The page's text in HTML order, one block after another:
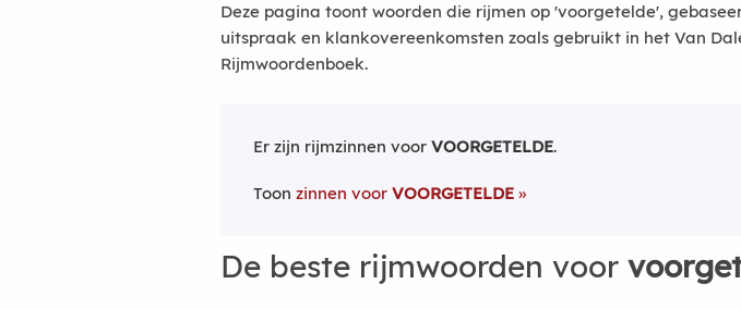
Deze pagina toont woorden die rijmen op 'voorgetelde',
uitspraak en klankovereenkomsten zoals gebruikt in het Van
Rijmwoordenboek.
Er zijn rijmzinnen voor VOORGETELDE.
Toon zinnen voor VOORGETELDE
De beste rijmwoorden voor